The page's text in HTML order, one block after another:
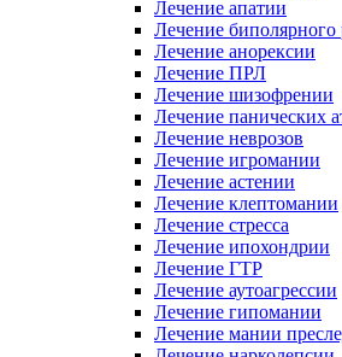
Лечение апатии
Лечение биполярного
Лечение анорексии
Лечение ПРЛ
Лечение шизофрении
Лечение панических
Лечение неврозов
Лечение игромании
Лечение астении
Лечение клептомании
Лечение стресса
Лечение ипохондрии
Лечение ГТР
Лечение аутоагрессии
Лечение гипомании
Лечение мании